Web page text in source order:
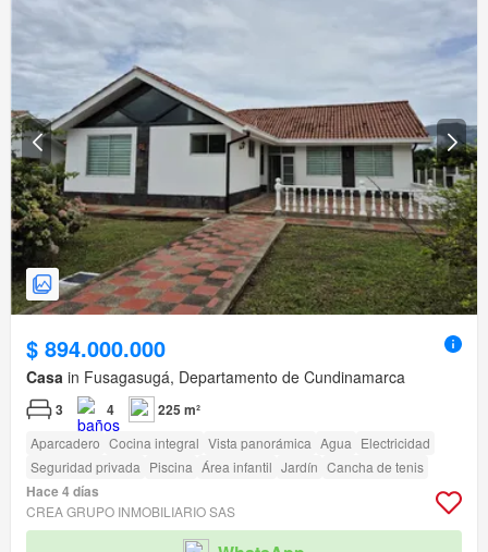
$ 894.000.000
Casa in Fusagasugá, Departamento de Cundinamarca
3 4 225 m²
Aparcadero Cocina integral Vista panorámica Agua Electricidad
Seguridad privada Piscina Área infantil Jardín Cancha de tenis
Hace 4 días
CREA GRUPO INMOBILIARIO SAS